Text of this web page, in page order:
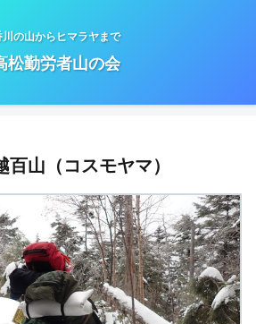
川の山からヒマラヤまで
松勤労者山の会
山（コスモヤマ）